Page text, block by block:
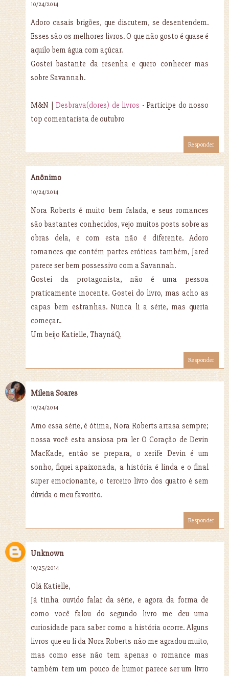
10/24/2014
Adoro casais brigões, que discutem, se desentendem.
Esses são os melhores livros. O que não gosto é quase é
aquilo bem água com açúcar.
Gostei bastante da resenha e quero conhecer mas
sobre Savannah.
M&N | Desbrava(dores) de livros - Participe do nosso
top comentarista de outubro
Responder
Anônimo
10/24/2014
Nora Roberts é muito bem falada, e seus romances
são bastantes conhecidos, vejo muitos posts sobre as
obras dela, e com esta não é diferente. Adoro
romances que contém partes eróticas também, Jared
parece ser bem possessivo com a Savannah.
Gostei da protagonista, não é uma pessoa
praticamente inocente. Gostei do livro, mas acho as
capas bem estranhas. Nunca li a série, mas queria
começar..
Um beijo Katielle, ThaynáQ.
Responder
Milena Soares
10/24/2014
Amo essa série, é ótima, Nora Roberts arrasa sempre;
nossa você esta ansiosa pra ler O Coração de Devin
MacKade, então se prepara, o xerife Devin é um
sonho, fiquei apaixonada, a história é linda e o final
super emocionante, o terceiro livro dos quatro é sem
dúvida o meu favorito.
Responder
Unknown
10/25/2014
Olá Katielle,
Já tinha ouvido falar da série, e agora da forma de
como você falou do segundo livro me deu uma
curiosidade para saber como a história ocorre. Alguns
livros que eu li da Nora Roberts não me agradou muito,
mas como esse não tem apenas o romance mas
também tem um pouco de humor parece ser um livro